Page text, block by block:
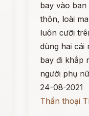
bay vào
thôn, loài
luôn cưỡi
dùng hai cái
bay đi khắp
người phụ
24-08-2021
Thần thoại